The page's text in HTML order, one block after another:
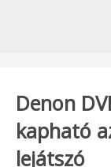
Denon
kapható
lejátszó